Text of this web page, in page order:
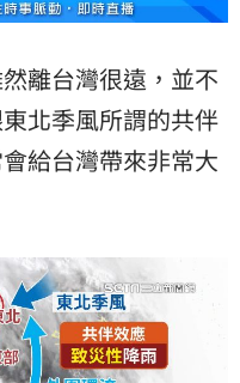
離台灣很遠，並不
北季風所謂的共伴
給台灣帶來非常大